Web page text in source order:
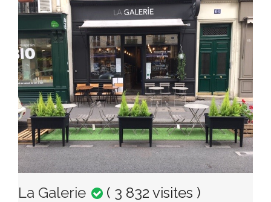
La Galerie ( 3 832 visites )